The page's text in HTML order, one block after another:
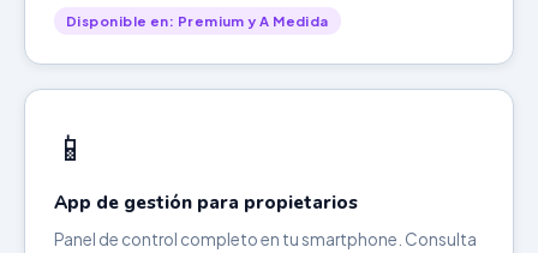
Disponible en: Premium y A Medida
📱
App de gestión para propietarios
Panel de control completo en tu smartphone. Consulta